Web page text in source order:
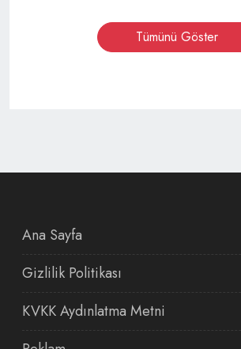
Tümünü Göster
Ana Sayfa
Gizlilik Politikası
KVKK Aydınlatma Metni